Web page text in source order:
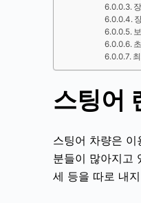
스팅어
스팅어 차량은 이
분들이 많아지고
세 등을 따로 내